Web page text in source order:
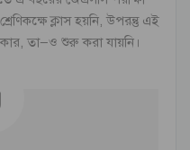
ক্লাস হয়নি, উপরন্তু এই
তা–ও শুরু করা যায়নি।